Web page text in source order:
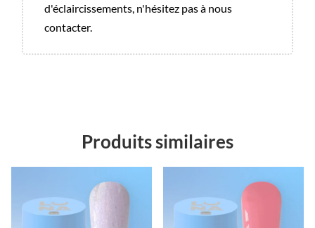
d'éclaircissements, n'hésitez pas à nous
contacter.
Produits similaires